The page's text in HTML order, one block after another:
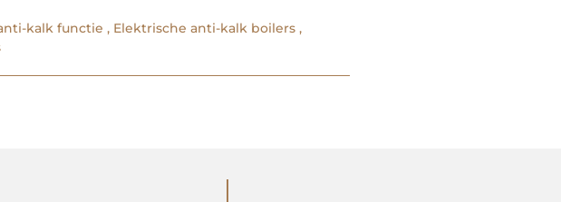
kalk functie , Elektrische anti-kalk boilers ,